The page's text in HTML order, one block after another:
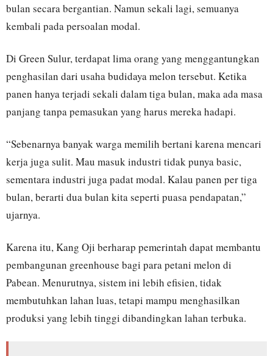
bulan secara bergantian. Namun sekali lagi, semuanya
kembali pada persoalan modal.
Di Green Sulur, terdapat lima orang yang menggantungkan
penghasilan dari usaha budidaya melon tersebut. Ketika
panen hanya terjadi sekali dalam tiga bulan, maka ada masa
panjang tanpa pemasukan yang harus mereka hadapi.
“Sebenarnya banyak warga memilih bertani karena mencari
kerja juga sulit. Mau masuk industri tidak punya basic,
sementara industri juga padat modal. Kalau panen per tiga
bulan, berarti dua bulan kita seperti puasa pendapatan,”
ujarnya.
Karena itu, Kang Oji berharap pemerintah dapat membantu
pembangunan greenhouse bagi para petani melon di
Pabean. Menurutnya, sistem ini lebih efisien, tidak
membutuhkan lahan luas, tetapi mampu menghasilkan
produksi yang lebih tinggi dibandingkan lahan terbuka.